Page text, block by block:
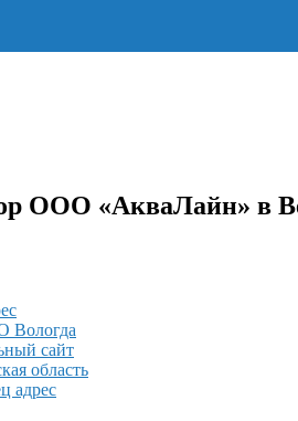
ООО «АкваЛайн» в
Вологда
сайт
область
адрес